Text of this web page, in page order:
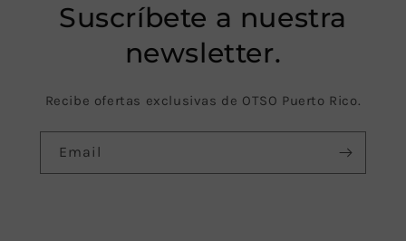
Suscríbete a nuestra
newsletter.
Recibe ofertas exclusivas de OTSO Puerto Rico.
Email